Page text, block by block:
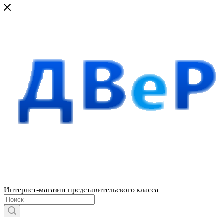
Интернет-магазин представительского класса